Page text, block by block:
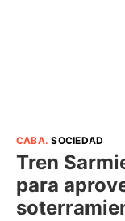
CABA.SOCIEDAD
Tren
para